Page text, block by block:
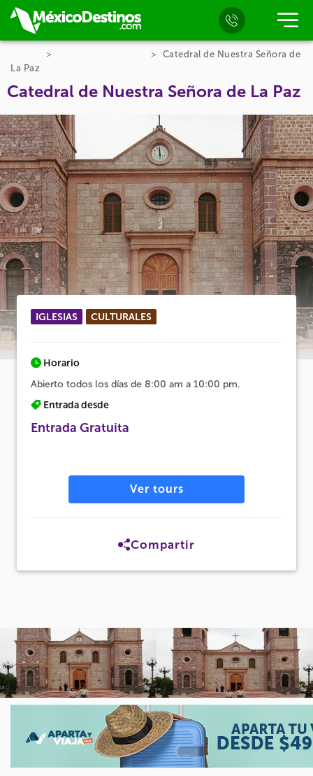
Catedral de Nuestra Señora de
La Paz
Catedral de Nuestra Señora de La Paz
IGLESIAS CULTURALES
Horario
Abierto todos los días de 8:00 am a 10:00 pm.
Entrada desde
Entrada Gratuita
Ver tours
Compartir